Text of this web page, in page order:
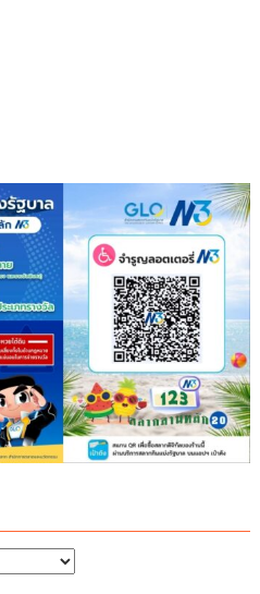
school)
เสริม
ความ
เยาวชน
จัดการ
สิ่ง
แวดล้อม
ปลอดภัย
ยั่งยืน